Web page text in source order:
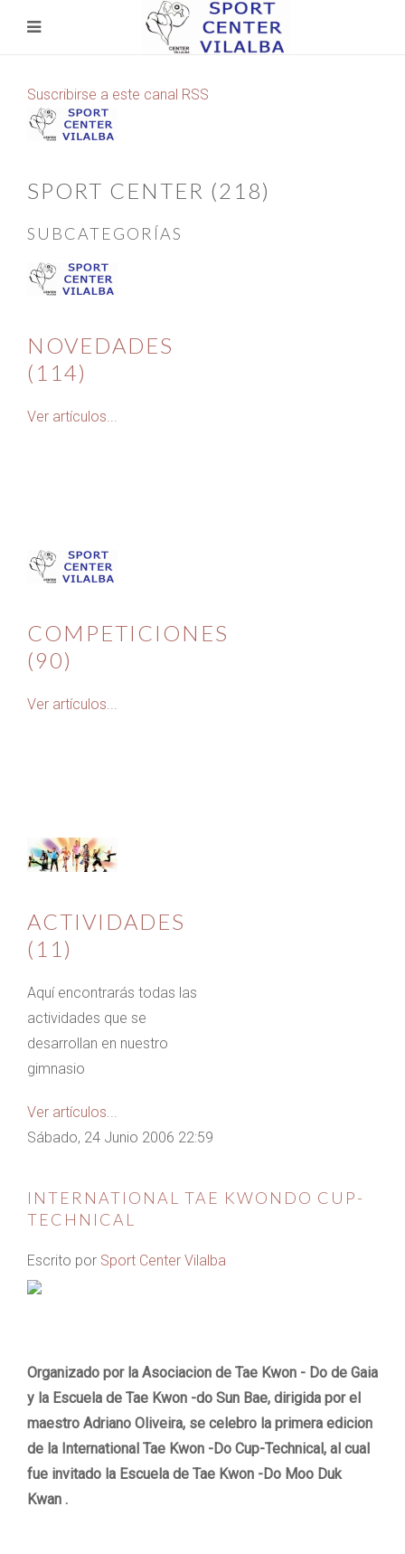
Suscribirse a este canal RSS
SPORT CENTER (218)
SUBCATEGORÍAS
NOVEDADES
(114)
Ver artículos...
COMPETICIONES
(90)
Ver artículos...
ACTIVIDADES
(11)
Aquí encontrarás todas las
actividades que se
desarrollan en nuestro
gimnasio
Ver artículos...
Sábado, 24 Junio 2006 22:59
INTERNATIONAL TAE KWONDO CUP-
TECHNICAL
Escrito por Sport Center Vilalba
Organizado por la Asociacion de Tae Kwon - Do de Gaia
y la Escuela de Tae Kwon -do Sun Bae, dirigida por el
maestro Adriano Oliveira, se celebro la primera edicion
de la International Tae Kwon -Do Cup-Technical, al cual
fue invitado la Escuela de Tae Kwon -Do Moo Duk
Kwan .